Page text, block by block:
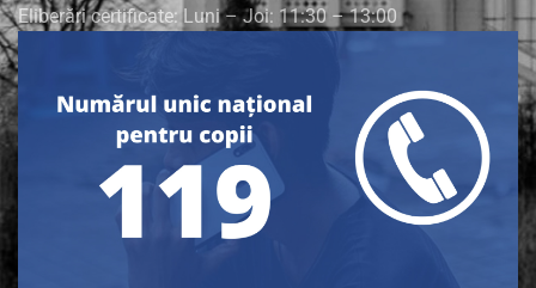
Eliberări certificate: Luni – Joi: 11:30 – 13:00